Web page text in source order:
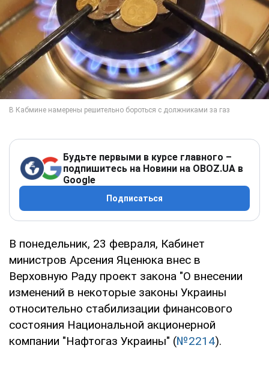
Будьте первыми в курсе главного –
подпишитесь на Новини на OBOZ.UA в
Google
Подписаться
В понедельник, 23 февраля, Кабинет
министров Арсения Яценюка внес в
Верховную Раду проект закона "О внесении
изменений в некоторые законы Украины
относительно стабилизации финансового
состояния Национальной акционерной
компании "Нафтогаз Украины" (№2214).